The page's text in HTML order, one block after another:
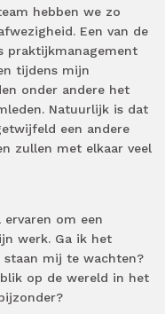
hebben we zo
Een van de
praktijkmanagement
tijdens mijn
onder andere het
Natuurlijk is dat
een andere
zullen met elkaar veel
om een
werk. Ga ik het
staan mij te wachten?
op de wereld in het